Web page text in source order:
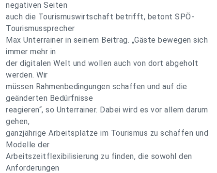
negativen Seiten
auch die Tourismuswirtschaft betrifft, betont SPÖ-
Tourismussprecher
Max Unterrainer in seinem Beitrag. „Gäste bewegen sich
immer mehr in
der digitalen Welt und wollen auch von dort abgeholt
werden. Wir
müssen Rahmenbedingungen schaffen und auf die
geänderten Bedürfnisse
reagieren“, so Unterrainer. Dabei wird es vor allem darum
gehen,
ganzjährige Arbeitsplätze im Tourismus zu schaffen und
Modelle der
Arbeitszeitflexibilisierung zu finden, die sowohl den
Anforderungen